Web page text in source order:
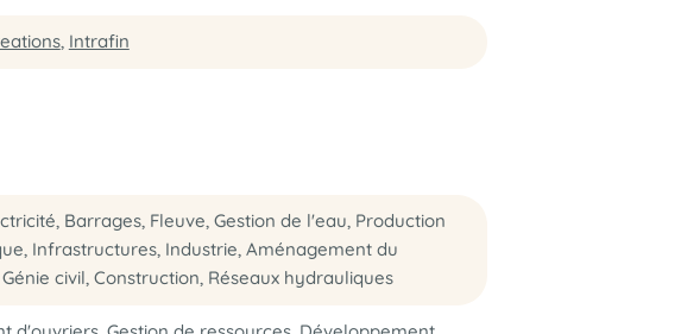
, Intrafin
Barrages, Fleuve, Gestion de l'eau, Production
Infrastructures, Industrie, Aménagement du
civil, Construction, Réseaux hydrauliques